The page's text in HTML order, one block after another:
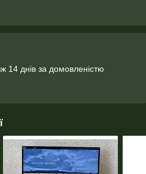
14 днів за домовленістю